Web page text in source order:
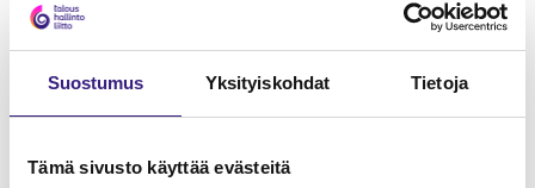
Suostumus Yksityiskohdat Tietoja
Tämä sivusto käyttää evästeitä
23.3.2026 8 min